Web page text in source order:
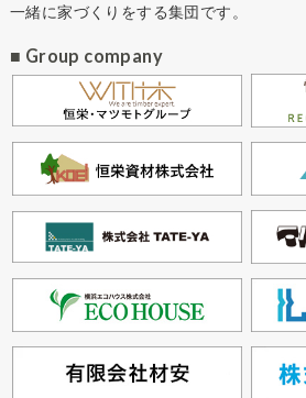
一緒に家づくりをする集団です。
■ Group company